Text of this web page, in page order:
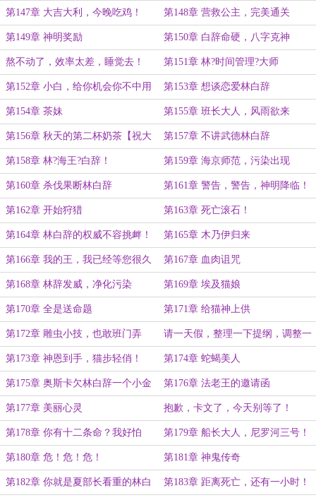
第147章 大吉大利，今晚吃鸡！ 第148章 营救公主，完美通关
第149章 神明奖励 第150章 白辞命硬，八字克神
熬不动了，效率太差，睡觉去！ 第151章 林?时间管理?大师
第152章 小白，给你机会你不中用
呀！
第153章 想谈恋爱林白辞
第154章 茶妹 第155章 班长大人，风雨欲来
第156章 秋天的第二杯奶茶【祝大
家中秋快乐！】
第157章 不讲武德林白辞
第158章 林?海王?白辞！ 第159章 海京师范，污染出现
第160章 杀伐果断林白辞 第161章 警告，警告，神明降临！
第162章 开始狩猎 第163章 死亡滚石！
第164章 林白辞的权威不容挑衅！ 第165章 木乃伊归来
第166章 我的王，我已经等您很久
了！
第167章 血肉诅咒
第168章 林辞发威，净化污染 第169章 埃及猫娘
第170章 全是送命题 第171章 给猫神上供
第172章 雕虫小技，也敢班门弄
斧！
请一天假，整理一下提纲，调整一
下作息！
第173章 神恩到手，猫步轻俏！ 第174章 蛇蝎美人
第175章 奥斯卡欠林白辞一个小金
人
第176章 法老王的邀请函
第177章 美丽心灵 抱歉，卡文了，今天别等了！
第178章 你有十二条命？我好怕
呦！
第179章 船长大人，尼罗河三号！
第180章 危！危！危！ 第181章 神鬼传奇
第182章 你就是夏部长看重的林白 第183章 距离死亡，还有一小时！